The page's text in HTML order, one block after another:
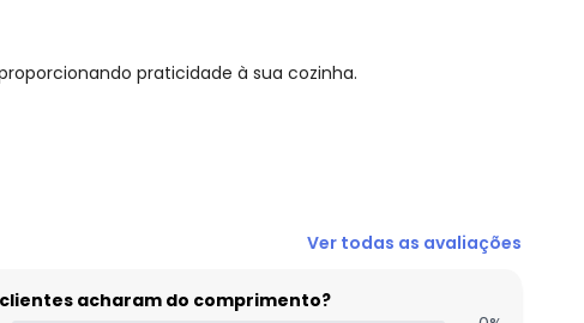
praticidade à sua cozinha.
N/D*
Ver todas as avaliações
clientes acharam do comprimento?